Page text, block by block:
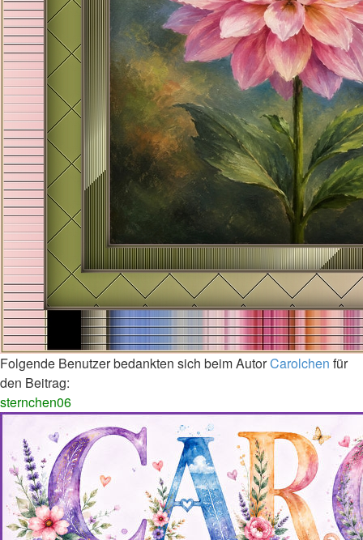
Folgende Benutzer bedankten sich beim AutorCarolchen für
den Beitrag:
sternchen06